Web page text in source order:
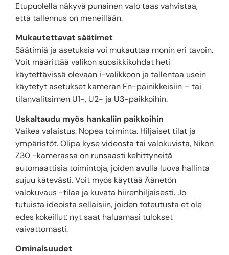
Etupuolella näkyvä punainen valo taas vahvistaa,
että tallennus on meneillään.
Mukautettavat säätimet
Säätimiä ja asetuksia voi mukauttaa monin eri tavoin.
Voit määrittää valikon suosikkikohdat heti
käytettävissä olevaan i-valikkoon ja tallentaa usein
käytetyt asetukset kameran Fn-painikkeisiin – tai
tilanvalitsimen U1-, U2- ja U3-paikkoihin.
Uskaltaudu myös hankaliin paikkoihin
Vaikea valaistus. Nopea toiminta. Hiljaiset tilat ja
ympäristöt. Olipa kyse videosta tai valokuvista, Nikon
Z30 -kamerassa on runsaasti kehittyneitä
automaattisia toimintoja, joiden avulla luova hallinta
sujuu kätevästi. Voit myös käyttää Äänetön
valokuvaus -tilaa ja kuvata hiirenhiljaisesti. Jo
tutuista ideoista sellaisiin, joiden toteutusta et ole
edes kokeillut: nyt saat haluamasi tulokset
vaivattomasti.
Ominaisuudet